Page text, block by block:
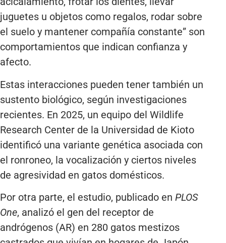
juguetes u objetos como regalos, rodar sobre
el suelo y mantener compañía constante” son
comportamientos que indican confianza y
afecto.
Estas interacciones pueden tener también un
sustento biológico, según investigaciones
recientes. En 2025, un equipo del Wildlife
Research Center de la Universidad de Kioto
identificó una variante genética asociada con
el ronroneo, la vocalización y ciertos niveles
de agresividad en gatos domésticos.
Por otra parte, el estudio, publicado en PLOS
One, analizó el gen del receptor de
andrógenos (AR) en 280 gatos mestizos